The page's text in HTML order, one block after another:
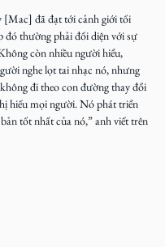
[Mac] đã đạt tới cảnh giới tối
đó thường phải đối diện với sự
còn nhiều người hiểu,
nghe lọt tai nhạc nó, nhưng
đi theo con đường thay đổi
hiếu mọi người. Nó phát triển
tốt nhất của nó,” anh viết trên